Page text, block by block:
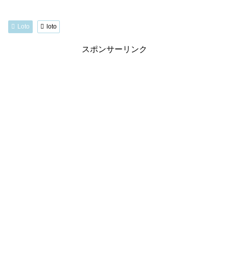
Loto loto
スポンサーリンク